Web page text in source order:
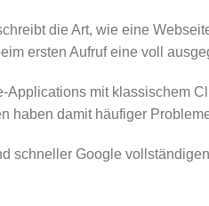
die Art, wie eine
ersten Aufruf eine voll
Applications mit klassischem
haben damit häufiger
schneller Google